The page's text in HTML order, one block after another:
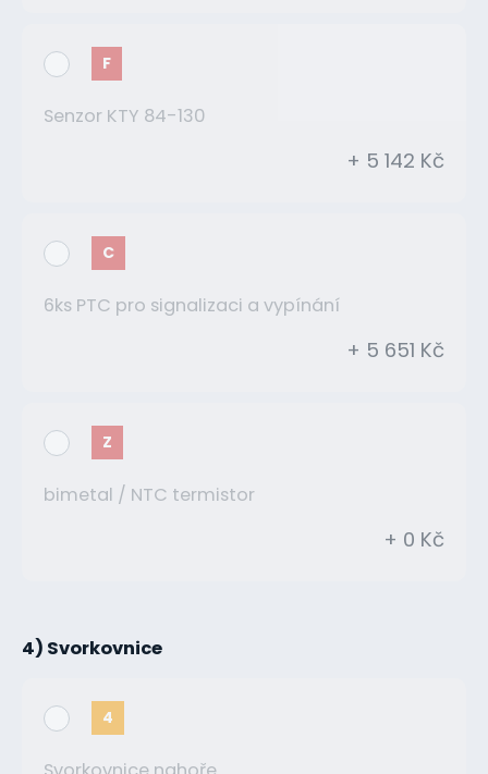
F
Senzor KTY 84-130
+ 5 142 Kč
C
6ks PTC pro signalizaci a vypínání
+ 5 651 Kč
Z
bimetal / NTC termistor
+ 0 Kč
4) Svorkovnice
4